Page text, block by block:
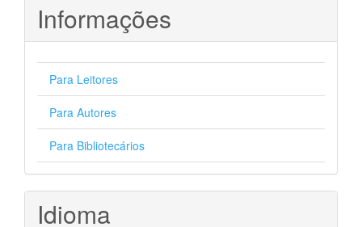
Informações
Para Leitores
Para Autores
Para Bibliotecários
Idioma